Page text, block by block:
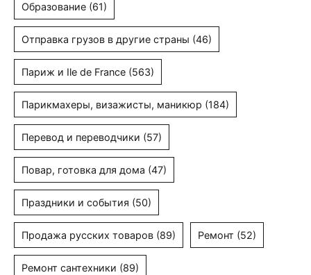
Образование (61)
Отправка грузов в другие страны (46)
Париж и Ile de France (563)
Парикмахеры, визажисты, маникюр (184)
Перевод и переводчики (57)
Повар, готовка для дома (47)
Праздники и события (50)
Продажа русских товаров (89) Ремонт (52)
Ремонт сантехники (89)